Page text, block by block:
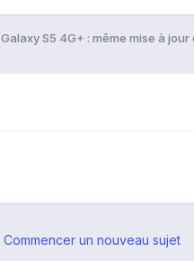
Galaxy S5 4G+ : même mise à jour
Commencer un nouveau sujet